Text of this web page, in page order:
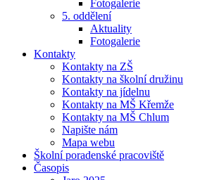
Fotogalerie
5. oddělení
Aktuality
Fotogalerie
Kontakty
Kontakty na ZŠ
Kontakty na školní družinu
Kontakty na jídelnu
Kontakty na MŠ Křemže
Kontakty na MŠ Chlum
Napište nám
Mapa webu
Školní poradenské pracoviště
Časopis